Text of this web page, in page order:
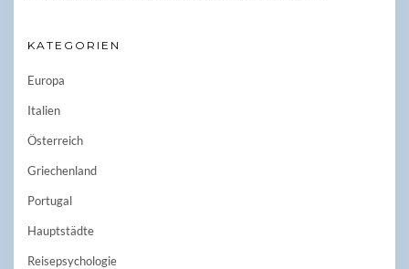
KATEGORIEN
Europa
Italien
Österreich
Griechenland
Portugal
Hauptstädte
Reisepsychologie